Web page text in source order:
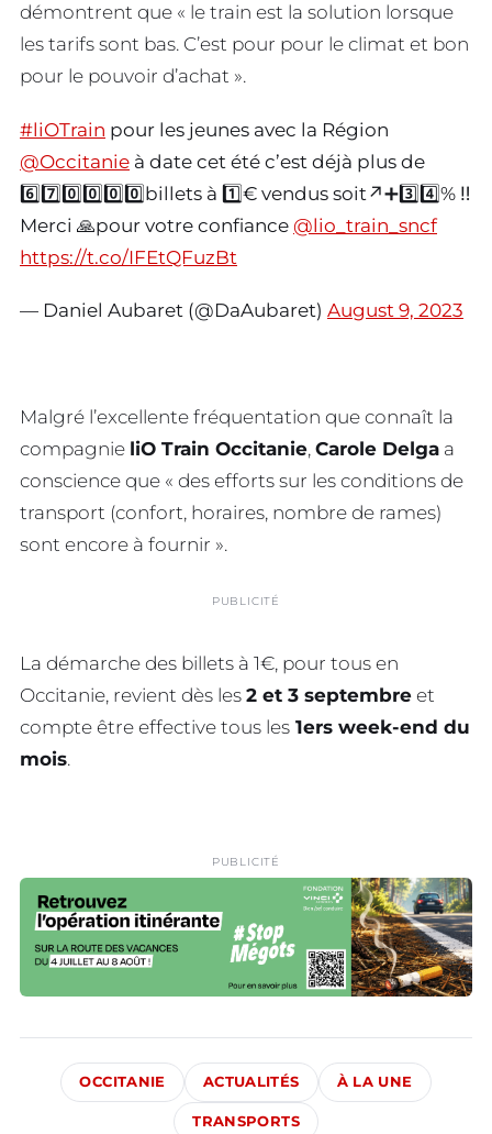
démontrent que « le train est la solution lorsque
les tarifs sont bas. C’est pour pour le climat et bon
pour le pouvoir d’achat ».
#liOTrain pour les jeunes avec la Région
@Occitanie à date cet été c’est déjà plus de
6️⃣7️⃣0️⃣0️⃣0️⃣0️⃣billets à 1️⃣€ vendus soit↗️➕3️⃣4️⃣% ‼️
Merci 🙏pour votre confiance @lio_train_sncf
https://t.co/IFEtQFuzBt
— Daniel Aubaret (@DaAubaret) August 9, 2023
Malgré l’excellente fréquentation que connaît la
compagnie liO Train Occitanie, Carole Delga a
conscience que « des efforts sur les conditions de
transport (confort, horaires, nombre de rames)
sont encore à fournir ».
PUBLICITÉ
La démarche des billets à 1€, pour tous en
Occitanie, revient dès les 2 et 3 septembre et
compte être effective tous les 1ers week-end du
mois.
PUBLICITÉ
OCCITANIE ACTUALITÉS À LA UNE
TRANSPORTS